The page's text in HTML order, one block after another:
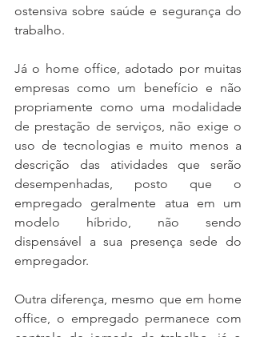
ostensiva sobre saúde e segurança do
trabalho.
Já o home office, adotado por muitas
empresas como um benefício e não
propriamente como uma modalidade
de prestação de serviços, não exige o
uso de tecnologias e muito menos a
descrição das atividades que serão
desempenhadas, posto que o
empregado geralmente atua em um
modelo híbrido, não sendo
dispensável a sua presença sede do
empregador.
Outra diferença, mesmo que em home
office, o empregado permanece com